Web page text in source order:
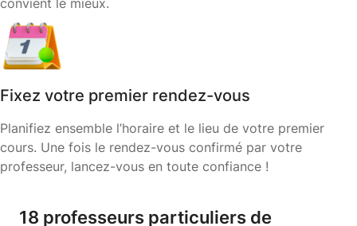
convient le mieux.
Fixez votre premier rendez-vous
Planifiez ensemble l’horaire et le lieu de votre premier
cours. Une fois le rendez-vous confirmé par votre
professeur, lancez-vous en toute confiance !
18 professeurs particuliers de